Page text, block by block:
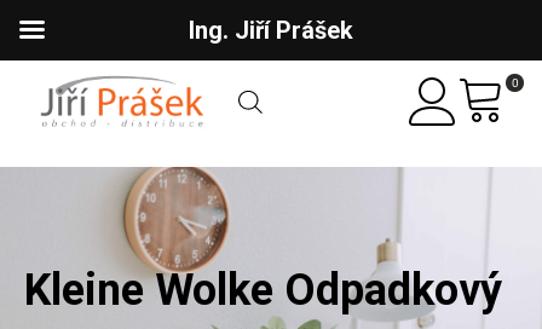
0
Kleine Wolke Odpadkový
Ing. Jiří Prášek